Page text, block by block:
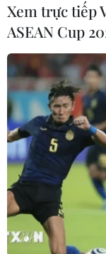
Xem trực tiếp
ASEAN Cup